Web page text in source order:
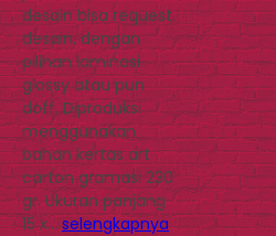
desain bisa request
desain, dengan
pilihan laminasi
glossy atau pun
doff. Diproduksi
menggunakan
bahan kertas art
carton gramasi 230
gr. Ukuran panjang
15 x…selengkapnya